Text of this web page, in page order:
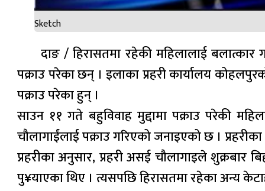
Sketch
दाङ / हिरासतमा रहेकी महिलालाई बलात्कार
पक्राउ परेका छन् । इलाका प्रहरी कार्यालय
पक्राउ परेका हुन् ।
साउन ११ गते बहुविवाह मुद्दामा पक्राउ परेकी
चौलागाईंलाई पक्राउ गरिएको जनाइएको छ ।
प्रहरीका अनुसार, प्रहरी असई चौलागाइले शुक्रबार
पु¥याएका थिए । त्यसपछि हिरासतमा रहेका अन्य